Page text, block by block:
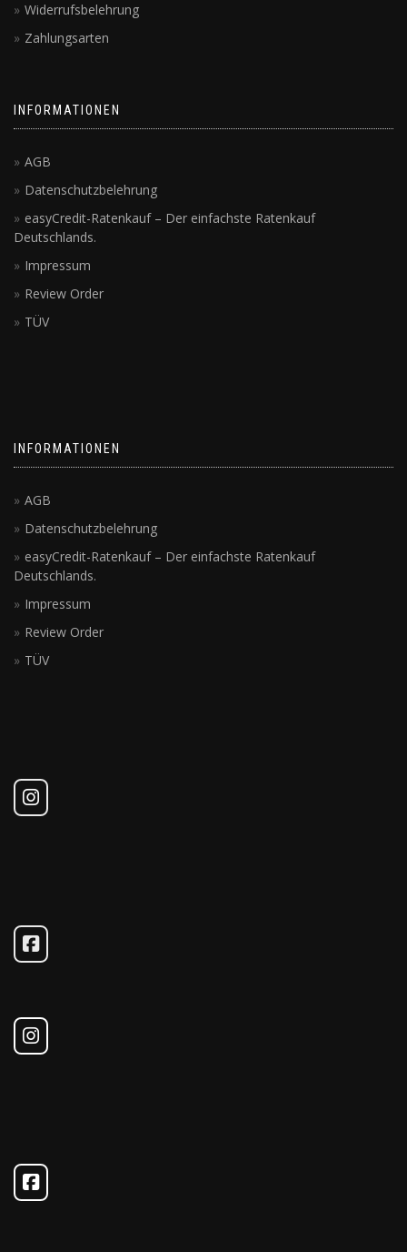
Widerrufsbelehrung
Zahlungsarten
INFORMATIONEN
AGB
Datenschutzbelehrung
easyCredit-Ratenkauf – Der einfachste Ratenkauf
Deutschlands.
Impressum
Review Order
TÜV
INFORMATIONEN
AGB
Datenschutzbelehrung
easyCredit-Ratenkauf – Der einfachste Ratenkauf
Deutschlands.
Impressum
Review Order
TÜV